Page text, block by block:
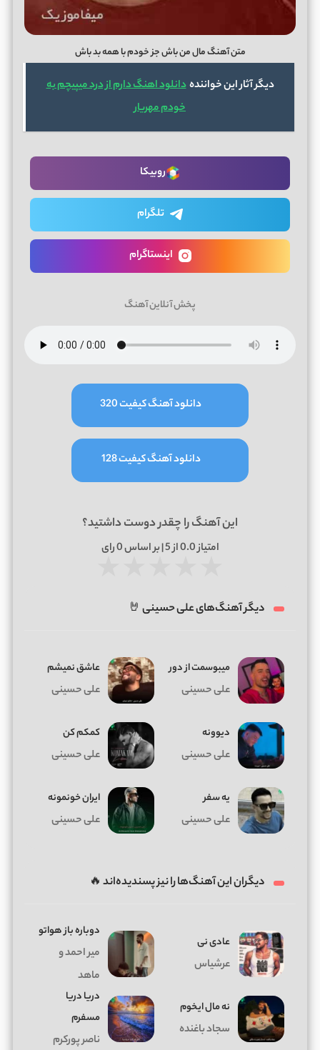
متن آهنگ مال من باش جز خودم با همه بد باش
دیگر آثار این خوانندهدانلود اهنگ دارم از درد میپیچم به
خودم مهریار
روبیکا
تلگرام
اینستاگرام
پخش آنلاین آهنگ
دانلود آهنگ کیفیت 320
دانلود آهنگ کیفیت 128
این آهنگ را چقدر دوست داشتید؟
امتیاز0.0از 5 | بر اساس 0رای
دیگر آهنگ‌های علی حسینی 🤘
میبوسمت از دور
علی حسینی
عاشق نمیشم
علی حسینی
دیوونه
علی حسینی
کمکم کن
علی حسینی
یه سفر
علی حسینی
ایران خونمونه
علی حسینی
دیگران این آهنگ‌ها را نیز پسندیده‌اند 🔥
عادی نی
عرشیاس
دوباره باز هواتو
میر احمد و
ماهد
ﻧﻪ ﻣﺎل اﻳﺨﻮم
سجاد باغنده
دریا دریا
مسفرم
ناصر پورکرم